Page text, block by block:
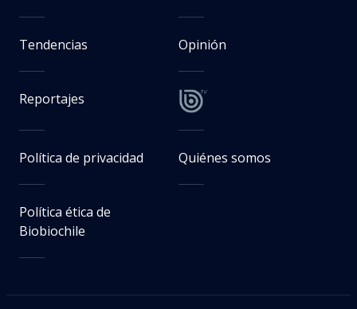
Tendencias Opinión
Reportajes
Política de privacidad Quiénes somos
Política ética de
Biobiochile